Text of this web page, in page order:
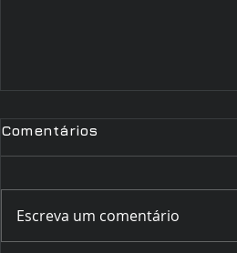
Comentários
Escreva um comentário